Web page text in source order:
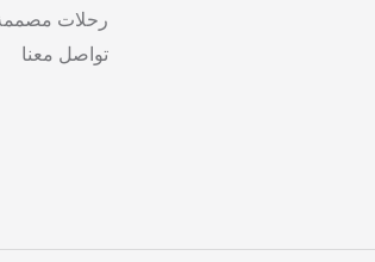
رحلات
تواصل معنا